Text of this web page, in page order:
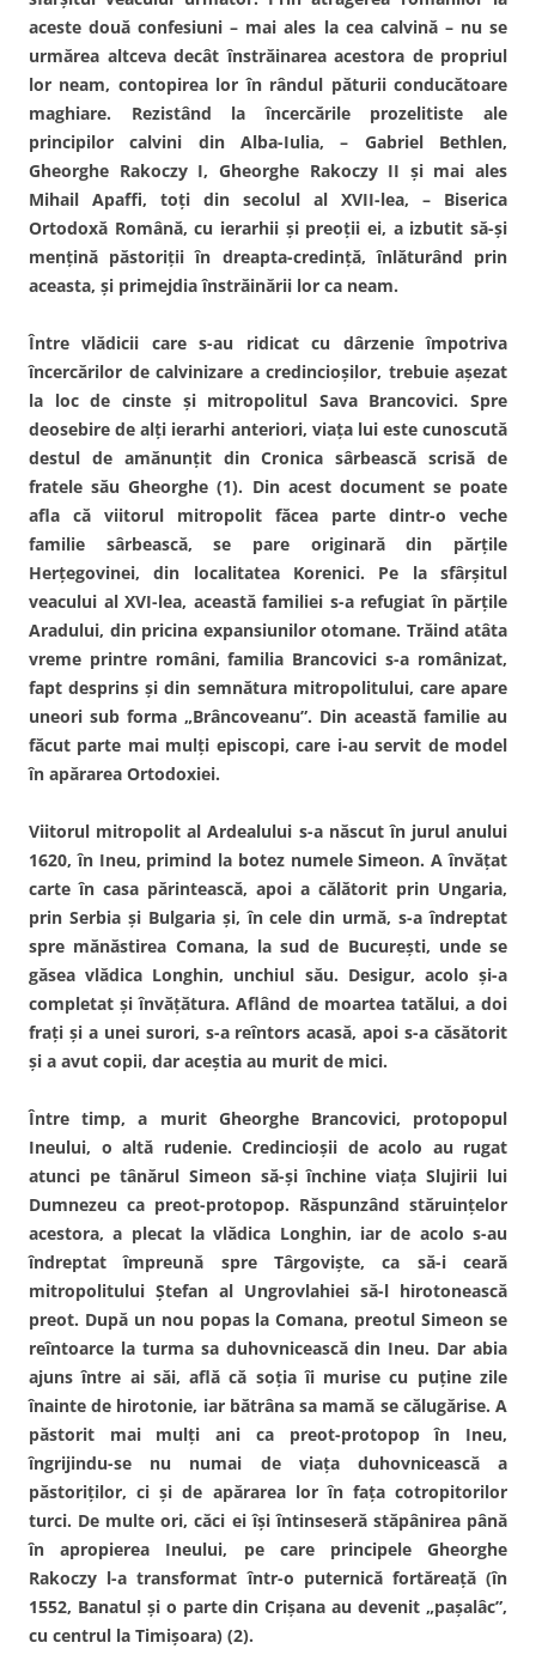
aceste două confesiuni – mai ales la cea calvină – nu se
urmărea altceva decât înstrăinarea acestora de propriul
lor neam, contopirea lor în rândul păturii conducătoare
maghiare. Rezistând la încercările prozelitiste ale
principilor calvini din Alba-Iulia, – Gabriel Bethlen,
Gheorghe Rakoczy I, Gheorghe Rakoczy II şi mai ales
Mihail Apaffi, toţi din secolul al XVII-lea, – Biserica
Ortodoxă Română, cu ierarhii şi preoţii ei, a izbutit să-şi
menţină păstoriţii în dreapta-credinţă, înlăturând prin
aceasta, şi primejdia înstrăinării lor ca neam.
Între vlădicii care s-au ridicat cu dârzenie împotriva
încercărilor de calvinizare a credincioşilor, trebuie aşezat
la loc de cinste şi mitropolitul Sava Brancovici. Spre
deosebire de alţi ierarhi anteriori, viaţa lui este cunoscută
destul de amănunţit din Cronica sârbească scrisă de
fratele său Gheorghe (1). Din acest document se poate
afla că viitorul mitropolit făcea parte dintr-o veche
familie sârbească, se pare originară din părţile
Herţegovinei, din localitatea Korenici. Pe la sfârşitul
veacului al XVI-lea, această familiei s-a refugiat în părţile
Aradului, din pricina expansiunilor otomane. Trăind atâta
vreme printre români, familia Brancovici s-a românizat,
fapt desprins şi din semnătura mitropolitului, care apare
uneori sub forma „Brâncoveanu”. Din această familie au
făcut parte mai mulţi episcopi, care i-au servit de model
în apărarea Ortodoxiei.
Viitorul mitropolit al Ardealului s-a născut în jurul anului
1620, în Ineu, primind la botez numele Simeon. A învăţat
carte în casa părintească, apoi a călătorit prin Ungaria,
prin Serbia şi Bulgaria şi, în cele din urmă, s-a îndreptat
spre mănăstirea Comana, la sud de Bucureşti, unde se
găsea vlădica Longhin, unchiul său. Desigur, acolo şi-a
completat şi învăţătura. Aflând de moartea tatălui, a doi
fraţi şi a unei surori, s-a reîntors acasă, apoi s-a căsătorit
şi a avut copii, dar aceştia au murit de mici.
Între timp, a murit Gheorghe Brancovici, protopopul
Ineului, o altă rudenie. Credincioşii de acolo au rugat
atunci pe tânărul Simeon să-şi închine viaţa Slujirii lui
Dumnezeu ca preot-protopop. Răspunzând stăruinţelor
acestora, a plecat la vlădica Longhin, iar de acolo s-au
îndreptat împreună spre Târgovişte, ca să-i ceară
mitropolitului Ştefan al Ungrovlahiei să-l hirotonească
preot. După un nou popas la Comana, preotul Simeon se
reîntoarce la turma sa duhovnicească din Ineu. Dar abia
ajuns între ai săi, află că soţia îi murise cu puţine zile
înainte de hirotonie, iar bătrâna sa mamă se călugărise. A
păstorit mai mulţi ani ca preot-protopop în Ineu,
îngrijindu-se nu numai de viaţa duhovnicească a
păstoriţilor, ci şi de apărarea lor în faţa cotropitorilor
turci. De multe ori, căci ei îşi întinseseră stăpânirea până
în apropierea Ineului, pe care principele Gheorghe
Rakoczy l-a transformat într-o puternică fortăreaţă (în
1552, Banatul şi o parte din Crişana au devenit „paşalâc”,
cu centrul la Timişoara) (2).